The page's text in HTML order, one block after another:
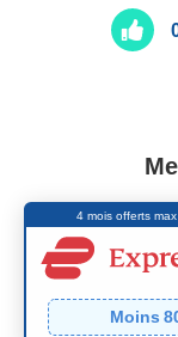
4 mois offerts
Moins